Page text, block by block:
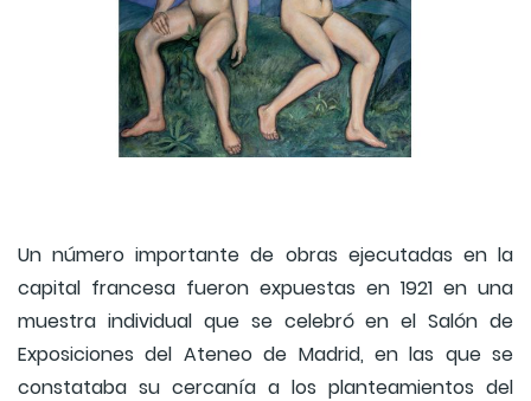
Un número importante de obras ejecutadas en la
capital francesa fueron expuestas en 1921 en una
muestra individual que se celebró en el Salón de
Exposiciones del Ateneo de Madrid, en las que se
constataba su cercanía a los planteamientos del